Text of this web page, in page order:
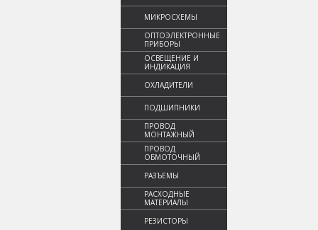
МИКРОСХЕМЫ
ОПТОЭЛЕКТРОННЫЕ
ПРИБОРЫ
ОСВЕЩЕНИЕ И
ИНДИКАЦИЯ
ОХЛАДИТЕЛИ
ПОДШИПНИКИ
ПРОВОД
МОНТАЖНЫЙ
ПРОВОД
ОБМОТОЧНЫЙ
РАЗЪЕМЫ
РАСХОДНЫЕ
МАТЕРИАЛЫ
РЕЗИСТОРЫ